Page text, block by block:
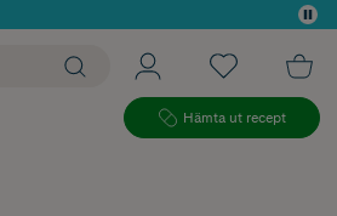
Hämta ut recept